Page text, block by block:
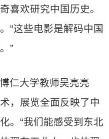
喜欢研究中国历史。
“这些电影是解码中国
”
仁大学教师吴亮亮
，展览全面反映了中
。“我们能感受到东北